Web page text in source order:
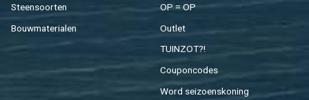
Steen­soor­ten
Bouw­ma­te­ri­a­len
OP = OP
Out­let
TUIN­ZOT?!
Cou­pon­co­des
Word sei­zoens­ko­ning